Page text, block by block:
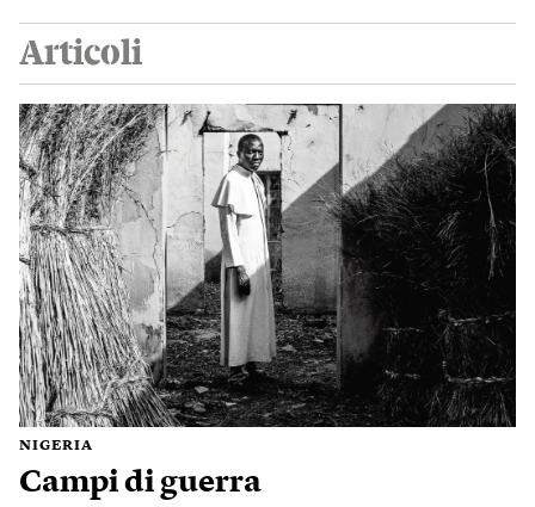
Articoli
NIGERIA
Campi di guerra